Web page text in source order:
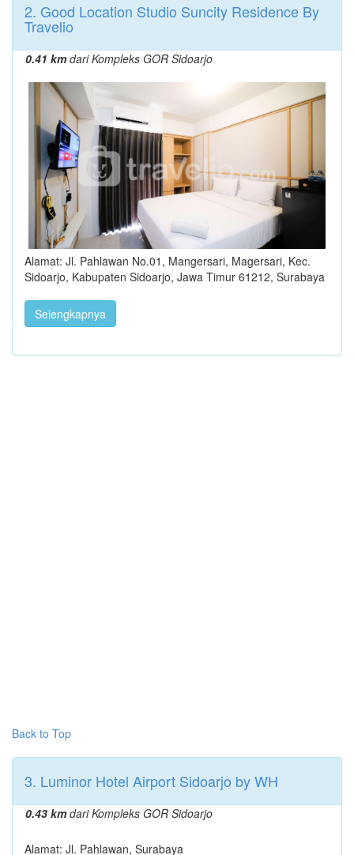
2. Good Location Studio Suncity Residence By
Travelio
0.41 kmdari Kompleks GOR Sidoarjo
Alamat: Jl. Pahlawan No.01, Mangersari, Magersari, Kec.
Sidoarjo, Kabupaten Sidoarjo, Jawa Timur 61212, Surabaya
Selengkapnya
Back to Top
3. Luminor Hotel Airport Sidoarjo by WH
0.43 kmdari Kompleks GOR Sidoarjo
Alamat: Jl. Pahlawan, Surabaya